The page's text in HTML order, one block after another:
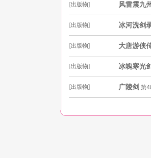
[出版物] 风雷震九
[出版物] 冰河洗剑
[出版物] 大唐游侠
[出版物] 冰魄寒光
[出版物] 广陵剑 第